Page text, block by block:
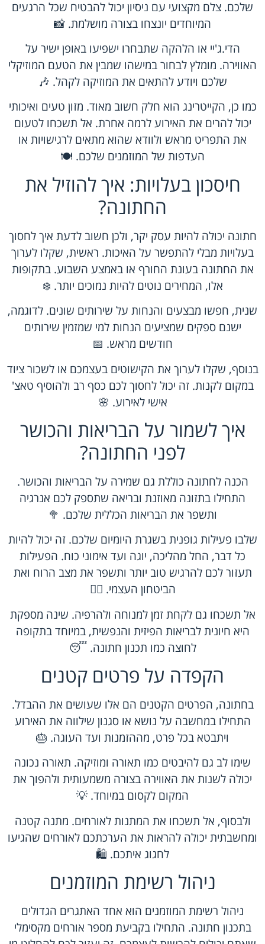
שלכם. צלם מקצועי עם ניסיון יכול להבטיח שכל הרגעים
המיוחדים יונצחו בצורה מושלמת. 📸
הדי.ג'יי או הלהקה שתבחרו ישפיעו באופן ישיר על
האווירה. מומלץ לבחור במישהו שמבין את הטעם המוזיקלי
שלכם ויודע להתאים את המוזיקה לקהל. 🎶
כמו כן, הקייטרינג הוא חלק חשוב מאוד. מזון טעים ואיכותי
יכול להרים את האירוע לרמה אחרת. אל תשכחו לטעום
את התפריט מראש ולוודא שהוא מתאים לרגישויות או
העדפות של המוזמנים שלכם. 🍽️
חיסכון בעלויות: איך להוזיל את
החתונה?
חתונה יכולה להיות עסק יקר, ולכן חשוב לדעת איך לחסוך
בעלויות מבלי להתפשר על האיכות. ראשית, שקלו לערוך
את החתונה בעונת החורף או באמצע השבוע. בתקופות
אלו, המחירים נוטים להיות נמוכים יותר. ❄️
שנית, חפשו מבצעים והנחות על שירותים שונים. לדוגמה,
ישנם ספקים שמציעים הנחות למי שמזמין שירותים
חודשים מראש. 📅
בנוסף, שקלו לערוך את הקישוטים בעצמכם או לשכור ציוד
במקום לקנות. זה יכול לחסוך לכם כסף רב ולהוסיף טאצ'
אישי לאירוע. 🌸
איך לשמור על הבריאות והכושר
לפני החתונה?
הכנה לחתונה כוללת גם שמירה על הבריאות והכושר.
התחילו בתזונה מאוזנת ובריאה שתספק לכם אנרגיה
ותשפר את הבריאות הכללית שלכם. 🥦
שלבו פעילות גופנית בשגרת היומיום שלכם. זה יכול להיות
כל דבר, החל מהליכה, יוגה ועד אימוני כוח. הפעילות
תעזור לכם להרגיש טוב יותר ותשפר את מצב הרוח ואת
הביטחון העצמי. 🏃‍♀️
אל תשכחו גם לקחת זמן למנוחה ולהרפיה. שינה מספקת
היא חיונית לבריאות הפיזית והנפשית, במיוחד בתקופה
לחוצה כמו תכנון חתונה. 😴
הקפדה על פרטים קטנים
בחתונה, הפרטים הקטנים הם אלו שעושים את ההבדל.
התחילו במחשבה על נושא או סגנון שילווה את האירוע
ויתבטא בכל פרט, מההזמנות ועד העוגה. 🎂
שימו לב גם להיבטים כמו תאורה ומוזיקה. תאורה נכונה
יכולה לשנות את האווירה בצורה משמעותית ולהפוך את
המקום לקסום במיוחד. 💡
ולבסוף, אל תשכחו את המתנות לאורחים. מתנה קטנה
ומחשבתית יכולה להראות את הערכתכם לאורחים שהגיעו
לחגוג איתכם. 🛍️
ניהול רשימת המוזמנים
ניהול רשימת המוזמנים הוא אחד האתגרים הגדולים
בתכנון חתונה. התחילו בקביעת מספר אורחים מקסימלי